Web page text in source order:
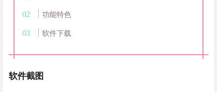
功能特色
软件下载
软件截图